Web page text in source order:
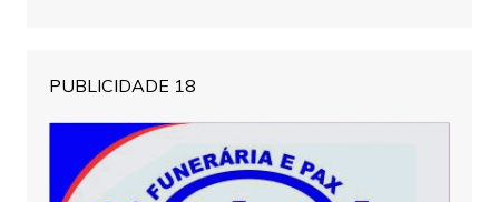
PUBLICIDADE 18